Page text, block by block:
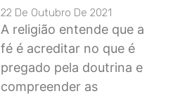
22 De Outubro De 2021
A religião entende que a
fé é acreditar no que é
pregado pela doutrina e
compreender as